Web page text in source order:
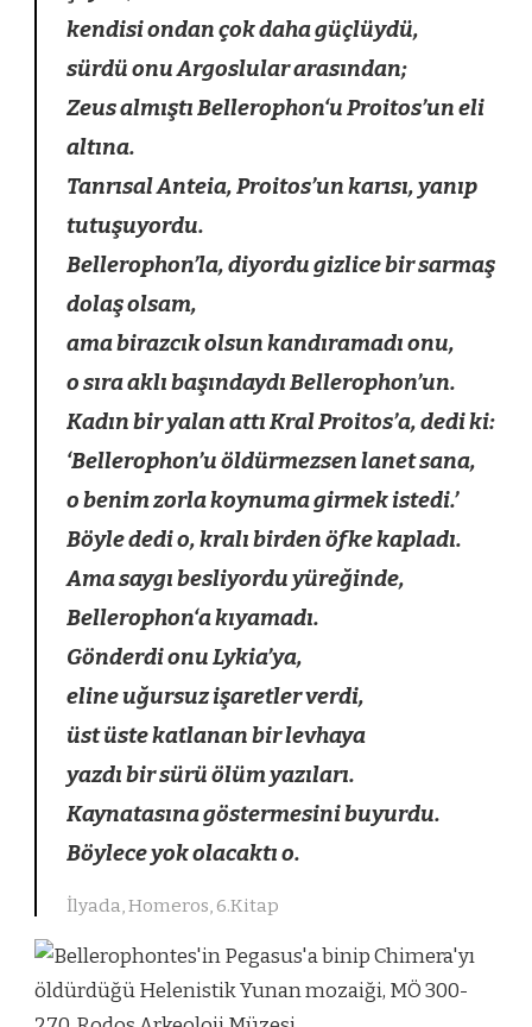
kendisi ondan çok daha güçlüydü,
sürdü onu Argoslular arasından;
Zeus almıştı Bellerophon‘uProitos’un eli
altına.
Tanrısal Anteia, Proitos’un karısı, yanıp
tutuşuyordu.
Bellerophon’la, diyordu gizlice bir sarmaş
dolaş olsam,
ama birazcık olsun kandıramadı onu,
o sıra aklı başındaydı Bellerophon’un.
Kadın bir yalan attı Kral Proitos’a, dedi ki:
‘Bellerophon’u öldürmezsen lanet sana,
o benim zorla koynuma girmek istedi.’
Böyle dedi o, kralı birden öfke kapladı.
Ama saygı besliyordu yüreğinde,
Bellerophon‘akıyamadı.
Gönderdi onu Lykia’ya,
eline uğursuz işaretler verdi,
üst üste katlanan bir levhaya
yazdı bir sürü ölüm yazıları.
Kaynatasına göstermesini buyurdu.
Böylece yok olacaktı o.
İlyada, Homeros, 6.Kitap